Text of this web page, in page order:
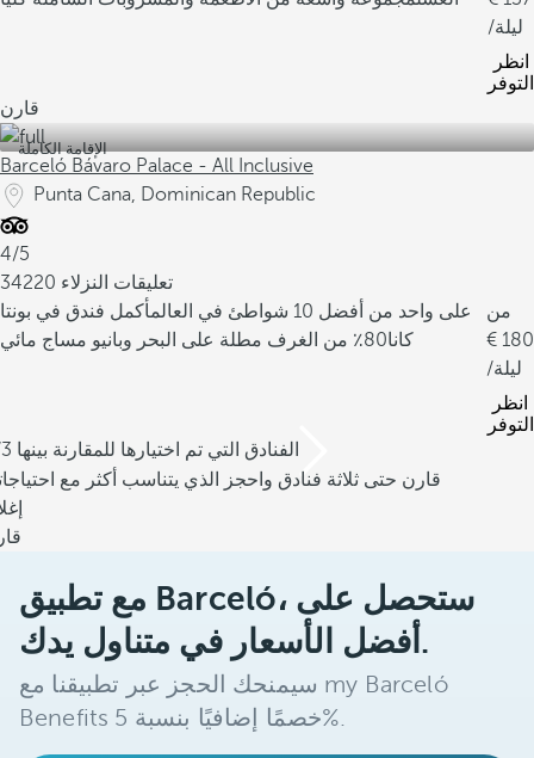
/ليلة
انظر
التوفر
قارن
الإقامة الكاملة
Barceló Bávaro Palace - All Inclusive
Punta Cana, Dominican Republic
4/5
34220 تعليقات النزلاء
على واحد من أفضل 10 شواطئ في العالم
أكمل فندق في بونتا
كانا80٪ من الغرف مطلة على البحر وبانيو مساج مائي
من
180
/ليلة
انظر
التوفر
/3 الفنادق التي تم اختيارها للمقارنة بينها
قارن حتى ثلاثة فنادق واحجز الذي يتناسب أكثر مع
مع تطبيق Barceló، ستحصل على
أفضل الأسعار في متناول يدك.
سيمنحك الحجز عبر تطبيقنا مع my Barceló
Benefits خصمًا إضافيًا بنسبة 5%.